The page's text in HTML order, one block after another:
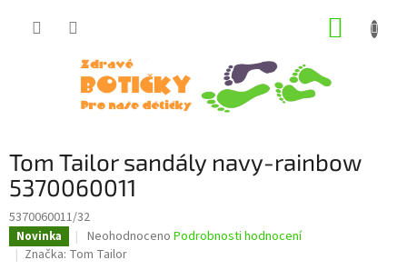
Tom Tailor sandály navy-rainbow
5370060011
5370060011/32
Novinka
Průměrné
hodnocení
Neohodnoceno Podrobnosti hodnocení
Značka: Tom Tailor